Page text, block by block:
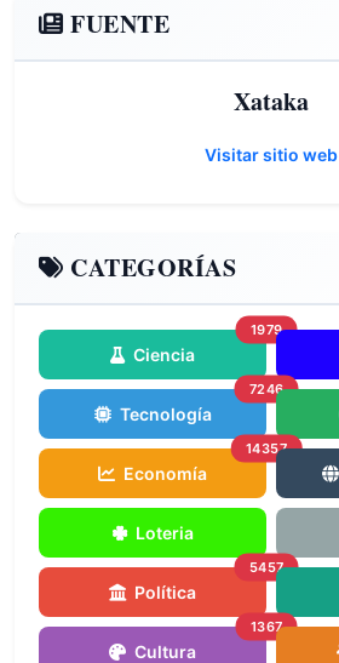
FUENTE
Xataka
Visitar sitio web
CATEGORÍAS
Ciencia
1979
Tecnología
7246
Economía
14357
Loteria
Política
5457
Cultura
1367